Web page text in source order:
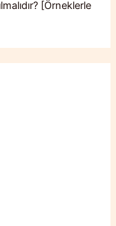
[Örneklerle